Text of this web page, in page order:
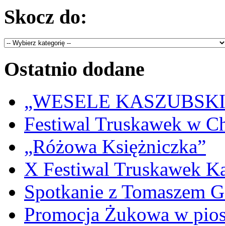
Skocz do:
Ostatnio dodane
„WESELE
Festiwal Truskawek w
„Różowa Księżniczka”
X Festiwal Truskawek
Spotkanie z Tomaszem
Promocja Żukowa w